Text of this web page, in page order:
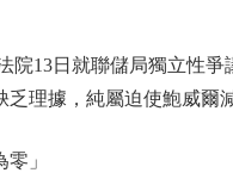
13日就聯儲局獨立性爭
理據，純屬迫使鮑威爾
」